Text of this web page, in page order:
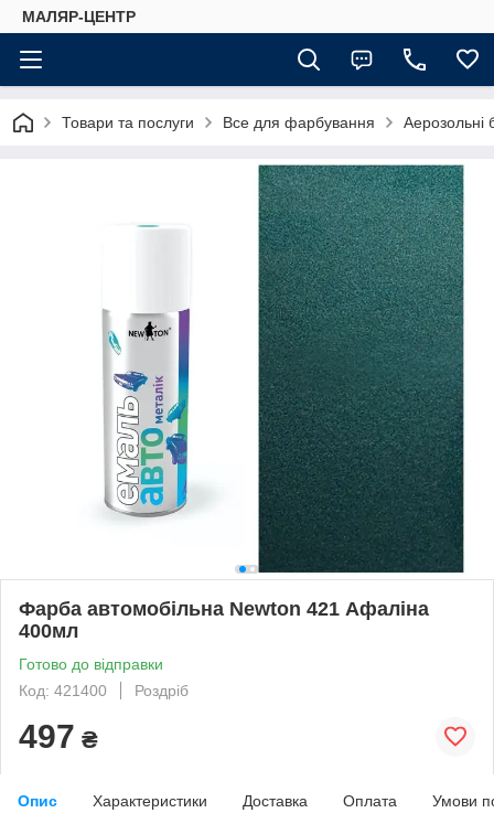
МАЛЯР-ЦЕНТР
Товари та послуги Все для фарбування Аерозольні
Фарба автомобільна Newton 421 Афаліна
400мл
Готово до відправки
Код: 421400
Роздріб
497 ₴
Опис Характеристики Доставка Оплата Умови